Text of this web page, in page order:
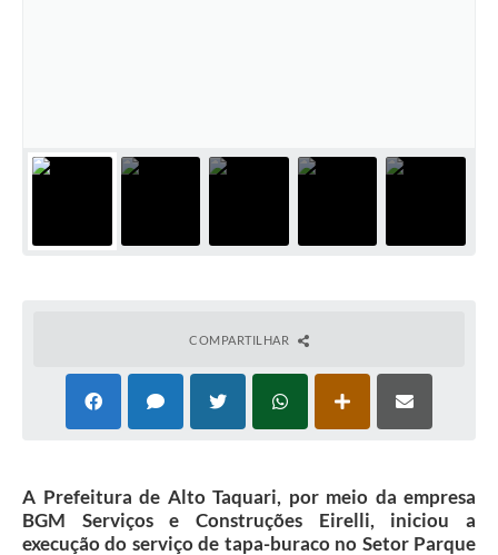
COMPARTILHAR
A Prefeitura de Alto Taquari, por meio da empresa
BGM Serviços e Construções Eirelli, iniciou a
execução do serviço de tapa-buraco no Setor Parque